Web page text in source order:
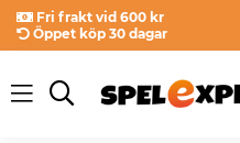
Fri frakt vid 600 kr
Öppet köp 30 dagar